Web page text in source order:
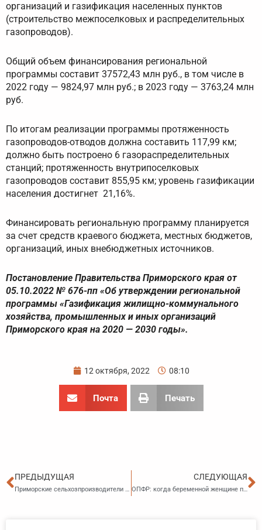
организаций и газификация населенных пунктов
(строительство межпоселковых и распределительных
газопроводов).
Общий объем финансирования региональной
программы составит 37572,43 млн руб., в том числе в
2022 году — 9824,97 млн руб.; в 2023 году — 3763,24 млн
руб.
По итогам реализации программы протяженность
газопроводов-отводов должна составить 117,99 км;
должно быть построено 6 газораспределительных
станций; протяженность внутрипоселковых
газопроводов составит 855,95 км; уровень газификации
населения достигнет 21,16%.
Финансировать региональную программу планируется
за счет средств краевого бюджета, местных бюджетов,
организаций, иных внебюджетных источников.
Постановление Правительства Приморского края от
05.10.2022 № 676-пп «Об утверждении региональной
программы «Газификация жилищно-коммунального
хозяйства, промышленных и иных организаций
Приморского края на 2020 — 2030 годы».
12 октября, 2022 08:10
Почта Печать
Пред
ПРЕДЫДУЩАЯ
Приморские сельхозпроизводители смогут получить субсидии на создание или модернизацию объектов по переработке сельхозпродукции
СЛЕДУЮЩАЯ
ОПФР: когда беременной женщине при низком доходе нужно подавать заявление на пособие